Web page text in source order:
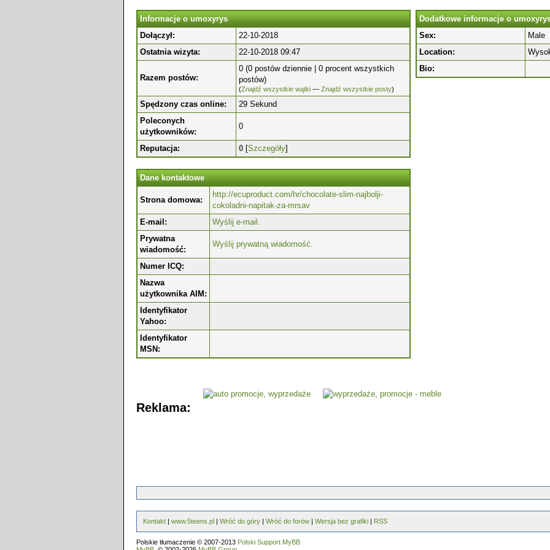
Informacje o umoxyrys
Dołączył:
22-10-2018
Ostatnia wizyta:
22-10-2018 09:47
Razem postów:
0 (0 postów dziennie | 0 procent wszystkich
postów)
(Znajdź wszystkie wątki — Znajdź wszystkie posty)
Spędzony czas online:
29 Sekund
Poleconych
użytkowników:
0
Reputacja: 0 [Szczegóły]
Dane kontaktowe
Strona domowa:
http://ecuproduct.com/hr/chocolate-slim-najbolji-
cokoladni-napitak-za-mrsav
E-mail:
Wyślij e-mail.
Prywatna
wiadomość:
Wyślij prywatną wiadomość.
Numer ICQ:
Nazwa
użytkownika AIM:
Identyfikator
Yahoo:
Identyfikator
MSN:
Dodatkowe informacje o
Sex:
Male
Location:
Bio:
Reklama:
Kontakt | www.5teens.pl | Wróć do góry | Wróć do forów | Wersja bez grafiki | RSS
Polskie tłumaczenie © 2007-2013 Polski Support MyBB